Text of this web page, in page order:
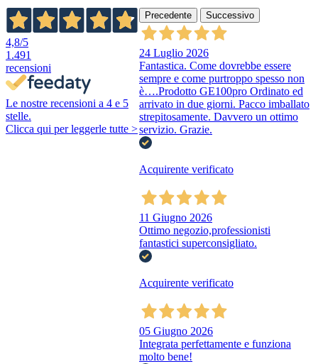
4,8/5
1.491
recensioni
Le nostre recensioni a 4 e 5
stelle.
Clicca qui per leggerle tutte >
Precedente Successivo
24 Luglio 2026
Fantastica. Come dovrebbe essere
sempre e come purtroppo spesso non
è….Prodotto GE100pro Ordinato ed
arrivato in due giorni. Pacco imballato
strepitosamente. Davvero un ottimo
servizio. Grazie.
Acquirente verificato
11 Giugno 2026
Ottimo negozio,professionisti
fantastici superconsigliato.
Acquirente verificato
05 Giugno 2026
Integrata perfettamente e funziona
molto bene!